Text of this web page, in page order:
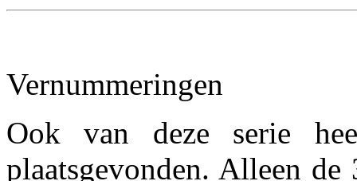
Vernummeringen
Ook van deze serie
plaatsgevonden. Alleen